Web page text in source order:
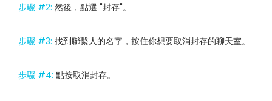
步驟 #2: 然後，點選 "封存"。
步驟 #3: 找到聯繫人的名字，按住你想要取消封存的聊天室。
步驟 #4: 點按取消封存。